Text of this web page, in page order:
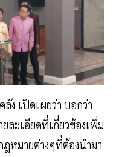
ง เปิดเผยว่า บอกว่า
ละเอียดที่เกี่ยวข้องเพิ่ม
หมายต่างๆที่ต้องนำมา